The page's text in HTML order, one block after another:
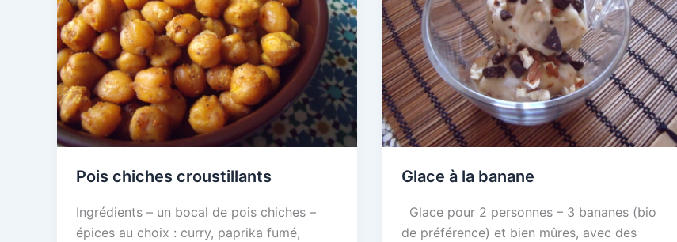
Pois chiches croustillants
Ingrédients – un bocal de pois chiches –
épices au choix : curry, paprika fumé,
Glace à la banane
Glace pour 2 personnes – 3 bananes (bio
de préférence) et bien mûres, avec des